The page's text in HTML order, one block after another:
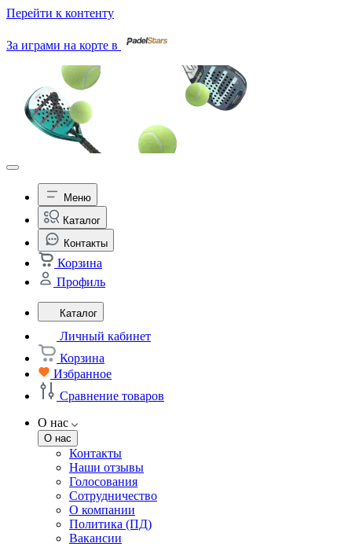
Перейти к контенту
За играми на корте в
Меню
Каталог
Контакты
Корзина
Профиль
Каталог
Личный кабинет
Корзина
Избранное
Сравнение товаров
О нас
О нас
Контакты
Наши отзывы
Голосования
Сотрудничество
О компании
Политика (ПД)
Вакансии